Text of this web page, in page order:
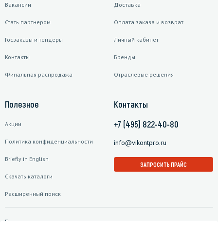
Вакансии
Стать партнером
Госзаказы и тендеры
Контакты
Финальная распродажа
Доставка
Оплата заказа и возврат
Личный кабинет
Бренды
Отраслевые решения
Полезное
Акции
Политика конфиденциальности
Briefly in English
Скачать каталоги
Расширенный поиск
Контакты
+7 (495) 822-40-80
info@vikontpro.ru
ЗАПРОСИТЬ ПРАЙС
Подписаться на рассылку